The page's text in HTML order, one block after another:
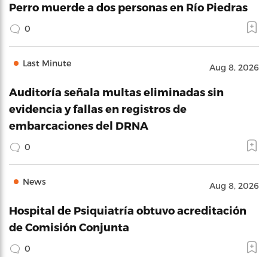
Perro muerde a dos personas en Río Piedras
0
Last Minute Aug 8, 2026
Auditoría señala multas eliminadas sin
evidencia y fallas en registros de
embarcaciones del DRNA
0
News Aug 8, 2026
Hospital de Psiquiatría obtuvo acreditación
de Comisión Conjunta
0